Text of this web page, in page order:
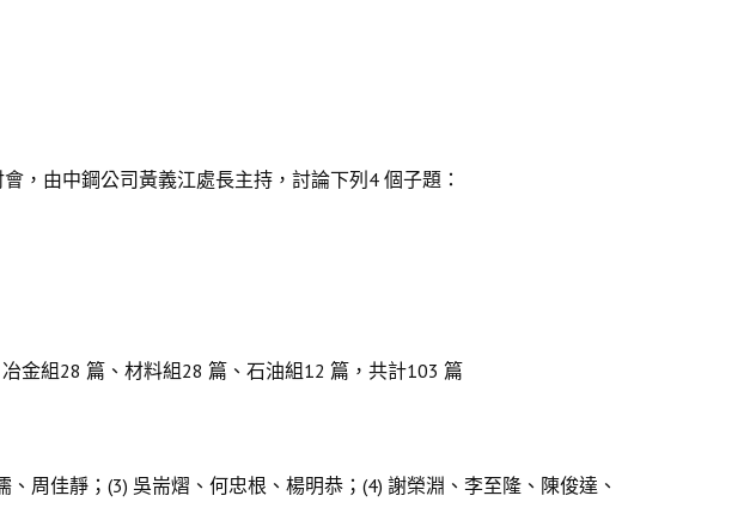
，由中鋼公司黃義江處長主持，討論下列4 個子題：
金組28 篇、材料組28 篇、石油組12 篇，共計103 篇
周佳靜；(3) 吳耑熠、何忠根、楊明恭；(4) 謝榮淵、李至隆、陳俊達、